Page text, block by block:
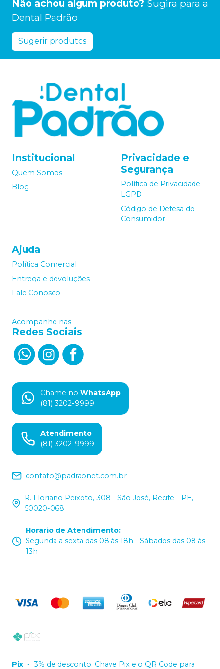
Não achou algum produto? Sugira para a
Dental Padrão
Sugerir produtos
Institucional
Quem Somos
Blog
Privacidade e
Segurança
Política de Privacidade -
LGPD
Código de Defesa do
Consumidor
Ajuda
Política Comercial
Entrega e devoluções
Fale Conosco
Acompanhe nas
Redes Sociais
Chame no WhatsApp
(81) 3202-9999
Atendimento
(81) 3202-9999
contato@padraonet.com.br
R. Floriano Peixoto, 308 - São José, Recife - PE,
50020-068
Horário de Atendimento:
Segunda a sexta das 08 às 18h - Sábados das 08 às
13h
Pix - 3% de desconto. Chave Pix e o QR Code para